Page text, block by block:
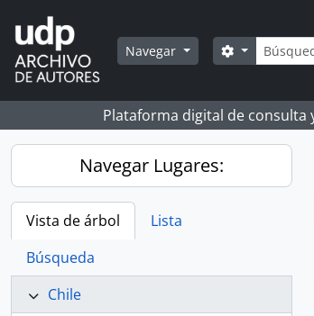
Skip to main content
Navegar Search
Plataforma digital de consulta
Navegar Lugares:
Vista de árbol
Lista
Búsqueda
Chile